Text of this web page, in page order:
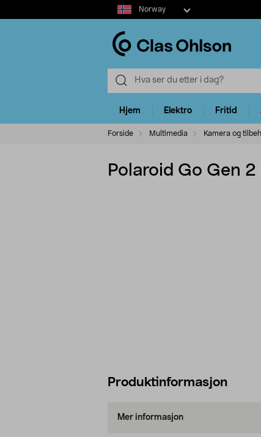
Select
market
Norway
Hjem Elektro Fritid
Forside Multimedia Kamera og
Polaroid Go Gen
Produktinformasjon
Mer informasjon